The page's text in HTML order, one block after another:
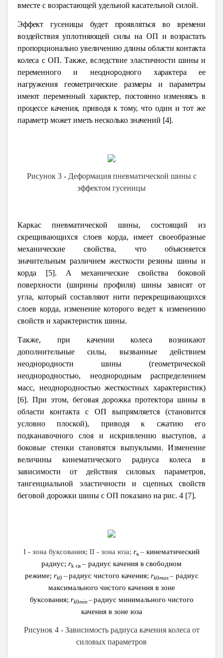
вместе с возрастающей удельной касательной силой.
Эффект гусеницы будет проявляться во времени
воздействия уплотняющей силы на ОП и возрастать
пропорционально увеличению длины области контакта
колеса с ОП. Также, вследствие эластичности шины и
переменного и неоднородного характера ее
нагружения геометрические размеры и параметры
имеют переменный характер, постоянно изменяясь в
процессе качения, приводя к тому, что один и тот же
параметр может иметь несколько значений [4].
Рисунок 3 -Деформация пневматической шины с
эффектом гусеницы
Каркас пневматической шины, состоящий из
скрещивающихся слоев корда, имеет своеобразные
механические свойства, что объясняется
значительным различием жесткости резины шины и
корда [5].
А механические свойства
боковой
поверхности (ширины профиля) шины зависят от
угла, который составляют нити перекрещивающихся
слоев корда, изменение которого ведет к изменению
свойств и характеристик шины.
Также, при качении колеса возникают
дополнительные силы, вызванные действием
неоднородности шины (геометрической
неоднородностью, неоднородным распределением
масс, неоднородностью жесткостных характеристик)
[6]. При этом, беговая дорожка протектора шины в
области контакта с ОП выпрямляется (становится
условно плоской), приводя к сжатию его
подканавочного слоя и искривлению выступов, а
боковые стенки становятся выпуклыми. Изменение
величины кинематического радиуса колеса в
зависимости от действия силовых параметров,
тангенциальной эластичности и сцепных свойств
беговой дорожки шины с ОП показано на рис. 4 [7].
I - зона буксования; II - зона юза; rк – кинематический
радиус; rk св – радиус качения в свободном
режиме; rk0 –радиус чистого качения; rk0max – радиус
максимального чистого качения в зоне
буксования; rk0min –радиус минимального чистого
качения в зоне юза
Рисунок 4 -Зависимость радиуса качения колеса от
силовых параметров